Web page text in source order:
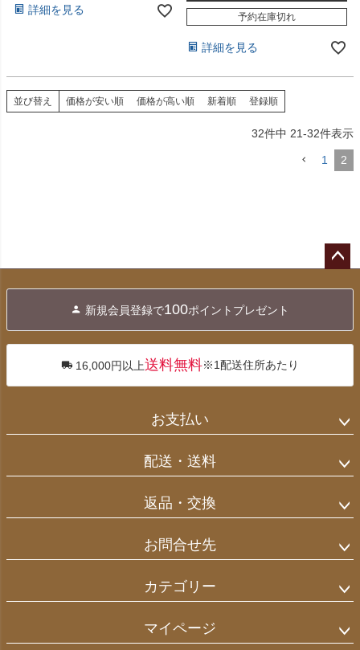
詳細を見る
予約在庫切れ
詳細を見る
並び替え 価格が安い順 価格が高い順 新着順 登録順
32件中 21-32件表示
1 2
へ
新規会員登録で100ポイントプレゼント
16,000円以上送料無料※1配送住所あたり
お支払い
配送・送料
返品・交換
お問合せ先
カテゴリー
マイページ